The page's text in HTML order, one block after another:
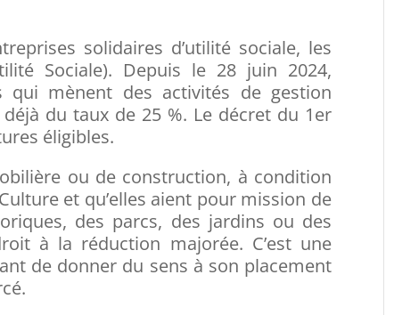
solidaires d’utilité sociale, les
Sociale). Depuis le 28 juin 2024,
qui mènent des activités de gestion
du taux de 25 %. Le décret du 1er
éligibles.
ou de construction, à condition
et qu’elles aient pour mission de
des parcs, des jardins ou des
à la réduction majorée. C’est une
de donner du sens à son placement